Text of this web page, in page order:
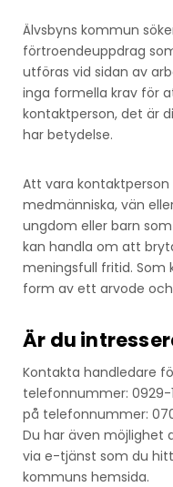
Älvsbyns kommun
förtroendeuppdrag
utföras vid sidan av
inga formella krav för
kontaktperson, det är
har betydelse.
Att vara
medmänniska, vän
ungdom eller barn
kan handla om att
meningsfull fritid. Som
form av ett arvode
Är du
Kontakta handledare
telefonnummer: 0929-
på telefonnummer:
Du har även möjlighet
via e-tjänst som du
kommuns hemsida.